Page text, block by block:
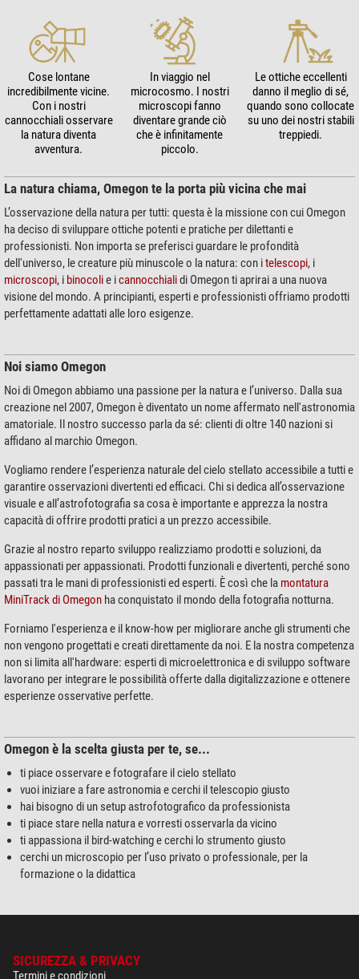
Cose lontane
incredibilmente vicine.
Con i nostri
cannocchiali osservare
la natura diventa
avventura.
In viaggio nel
microcosmo. I nostri
microscopi fanno
diventare grande ciò
che è infinitamente
piccolo.
Le ottiche eccellenti
danno il meglio di sé,
quando sono collocate
su uno dei nostri stabili
treppiedi.
La natura chiama, Omegon te la porta più vicina che mai
L’osservazione della natura per tutti: questa è la missione con cui Omegon
ha deciso di sviluppare ottiche potenti e pratiche per dilettanti e
professionisti. Non importa se preferisci guardare le profondità
dell'universo, le creature più minuscole o la natura: con itelescopi, i
microscopi, i binocolie icannocchialidi Omegon ti aprirai a una nuova
visione del mondo. A principianti, esperti e professionisti offriamo prodotti
perfettamente adattati alle loro esigenze.
Noi siamo Omegon
Noi di Omegon abbiamo una passione per la natura e l’universo. Dalla sua
creazione nel 2007, Omegon è diventato un nome affermato nell'astronomia
amatoriale. Il nostro successo parla da sé: clienti di oltre 140 nazioni si
affidano al marchio Omegon.
Vogliamo rendere l’esperienza naturale del cielo stellato accessibile a tutti e
garantire osservazioni divertenti ed efficaci. Chi si dedica all’osservazione
visuale e all’astrofotografia sa cosa è importante e apprezza la nostra
capacità di offrire prodotti pratici a un prezzo accessibile.
Grazie al nostro reparto sviluppo realizziamo prodotti e soluzioni, da
appassionati per appassionati. Prodotti funzionali e divertenti, perché sono
passati tra le mani di professionisti ed esperti. È così che la montatura
MiniTrack di Omegon ha conquistato il mondo della fotografia notturna.
Forniamo l'esperienza e il know-how per migliorare anche gli strumenti che
non vengono progettati e creati direttamente da noi. E la nostra competenza
non si limita all'hardware: esperti di microelettronica e di sviluppo software
lavorano per integrare le possibilità offerte dalla digitalizzazione e ottenere
esperienze osservative perfette.
Omegon è la scelta giusta per te, se...
ti piace osservare e fotografare il cielo stellato
vuoi iniziare a fare astronomia e cerchi il telescopio giusto
hai bisogno di un setup astrofotografico da professionista
ti piace stare nella natura e vorresti osservarla da vicino
ti appassiona il bird-watching e cerchi lo strumento giusto
cerchi un microscopio per l’uso privato o professionale, per la
formazione o la didattica
SICUREZZA & PRIVACY
Termini e condizioni